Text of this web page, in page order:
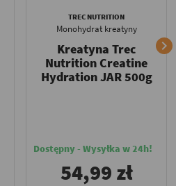
TREC NUTRITION
Monohydrat kreatyny
Kreatyna Trec
Nutrition Creatine
Hydration JAR 500g
Dostępny - Wysyłka w 24h!
54,99 zł
